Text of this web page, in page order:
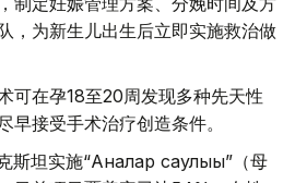
，为新生儿出生后立即实施救治做
可在孕18至20周发现多种先天性
早接受手术治疗创造条件。
斯坦实施“Аналар саулығы”（母